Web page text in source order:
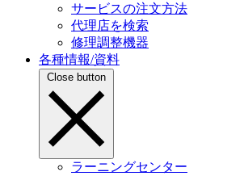
サービスの注文方法
代理店を検索
修理調整機器
各種情報/資料
Close button
ラーニングセンター